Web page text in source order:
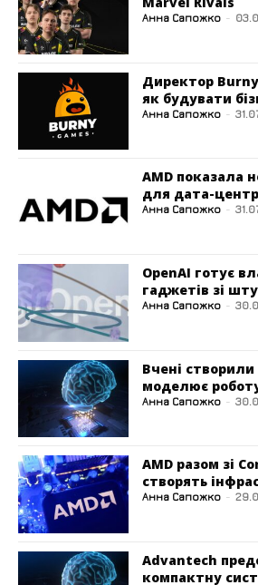
Анна Сапожко -
Директор
як будувати
Анна Сапожко -
AMD показала
для дата-
Анна Сапожко -
OpenAI готує
гаджетів зі
Анна Сапожко -
Вчені
моделює
Анна Сапожко -
AMD разом зі
створять
Анна Сапожко -
Advantech
компактну